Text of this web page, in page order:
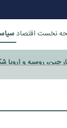
نخست اقتصاد
چین، روسیه و